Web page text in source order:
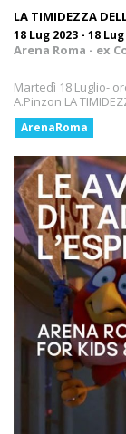
LA TIMIDEZZA
18 Lug 2023 - 18
Arena Roma - ex
Martedì 18 Luglio-
A.Pinzon LA
ArenaRoma